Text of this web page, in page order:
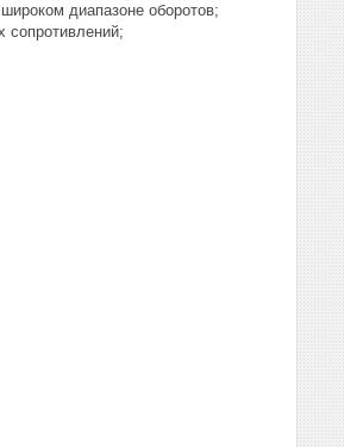
диапазоне оборотов;
сопротивлений;